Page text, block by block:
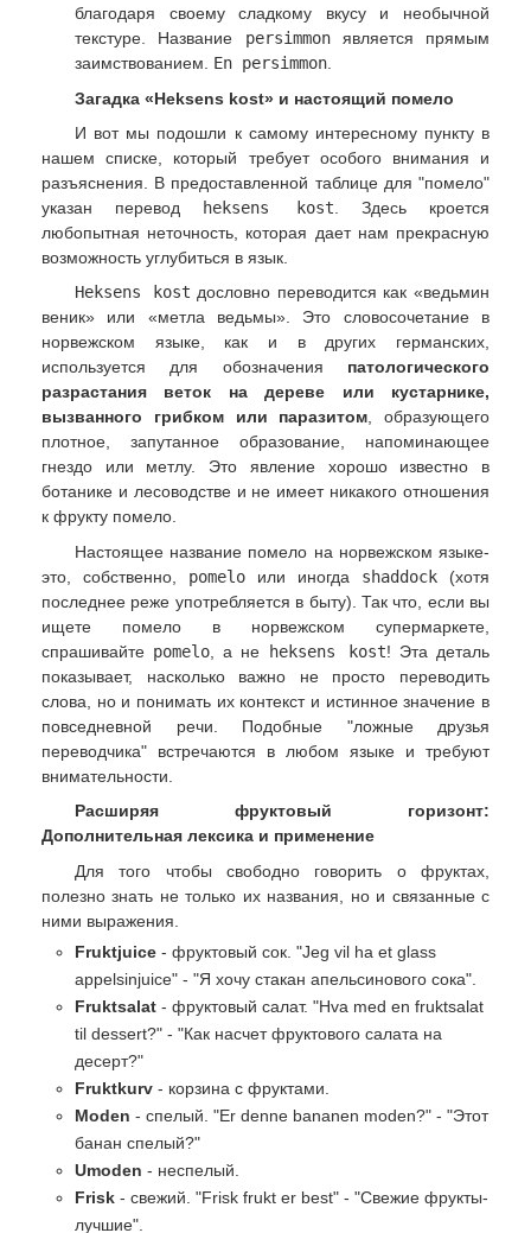
благодаря своему сладкому вкусу и необычной
текстуре. Название persimmonявляется прямым
заимствованием. En persimmon.
Загадка «Heksens kost» и настоящий помело
И вот мы подошли к самому интересному пункту в
нашем списке, который требует особого внимания и
разъяснения. В предоставленной таблице для "помело"
указан перевод
heksens kost . Здесь кроется
любопытная неточность, которая дает нам прекрасную
возможность углубиться в язык.
Heksens kost дословно переводится как «ведьмин
веник» или «метла ведьмы». Это словосочетание в
норвежском языке, как и в других германских,
используется для обозначения патологического
разрастания веток на дереве или кустарнике,
вызванного грибком или паразитом, образующего
плотное, запутанное образование, напоминающее
гнездо или метлу. Это явление хорошо известно в
ботанике и лесоводстве и не имеет никакого отношения
к фрукту помело.
Настоящее название помело на норвежском языке-
это, собственно, pomelo или иногда shaddock (хотя
последнее реже употребляется в быту). Так что, если вы
ищете помело в норвежском супермаркете,
спрашивайте pomelo , а не heksens kost! Эта деталь
показывает, насколько важно не просто переводить
слова, но и понимать их контекст и истинное значение в
повседневной речи. Подобные "ложные друзья
переводчика" встречаются в любом языке и требуют
внимательности.
Расширяя фруктовый горизонт:
Дополнительная лексика и применение
Для того чтобы свободно говорить о фруктах,
полезно знать не только их названия, но и связанные с
ними выражения.
Fruktjuice - фруктовый сок. "Jeg vil ha et glass
appelsinjuice" - "Я хочу стакан апельсинового сока".
Fruktsalat - фруктовый салат. "Hva med en fruktsalat
til dessert?" - "Как насчет фруктового салата на
десерт?"
Fruktkurv - корзина с фруктами.
Moden - спелый. "Er denne bananen moden?" - "Этот
банан спелый?"
Umoden - неспелый.
Frisk - свежий. "Frisk frukt er best" - "Свежие фрукты-
лучшие".